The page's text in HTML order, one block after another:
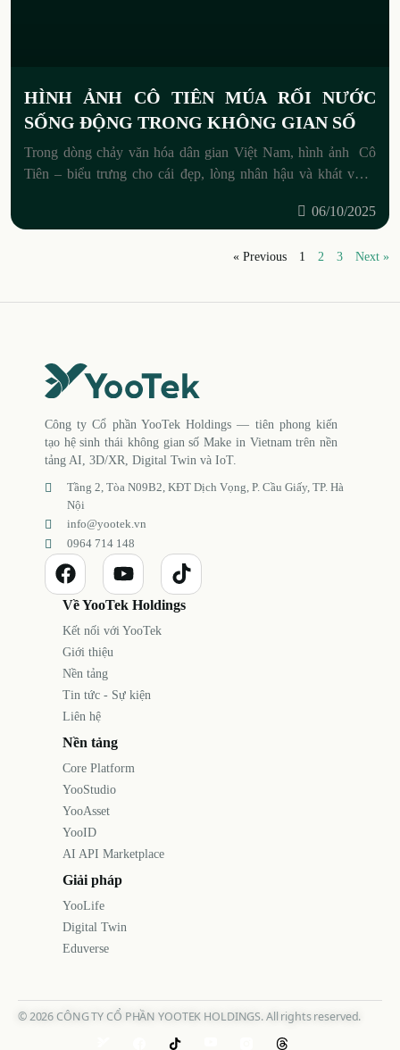
HÌNH ẢNH CÔ TIÊN MÚA RỐI NƯỚC
SỐNG ĐỘNG TRONG KHÔNG GIAN SỐ
Trong dòng chảy văn hóa dân gian Việt Nam, hình ảnh Cô
Tiên – biểu trưng cho cái đẹp, lòng nhân hậu và khát vọng
06/10/2025
« Previous 1 2 3 Next »
Công ty Cổ phần YooTek Holdings — tiên phong kiến
tạo hệ sinh thái không gian số Make in Vietnam trên nền
tảng AI, 3D/XR, Digital Twin và IoT.
Tầng 2, Tòa N09B2, KĐT Dịch Vọng, P. Cầu Giấy, TP. Hà
Nội
info@yootek.vn
0964 714 148
Về YooTek Holdings
Kết nối với YooTek
Giới thiệu
Nền tảng
Tin tức - Sự kiện
Liên hệ
Nền tảng
Core Platform
YooStudio
YooAsset
YooID
AI API Marketplace
Giải pháp
YooLife
Digital Twin
Eduverse
©2026CÔNG TY CỔ PHẦN YOOTEK HOLDINGS. All rights reserved.